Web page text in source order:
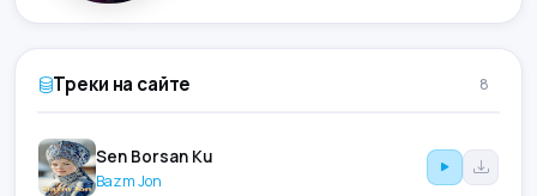
Треки на сайте 8
Sen Borsan Ku
Bazm Jon